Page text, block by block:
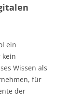
ein
kein
Wissen als
für
der